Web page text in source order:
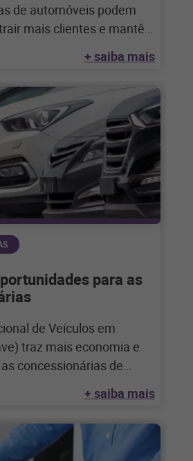
de automóveis podem
mais clientes e mantê-
+ saiba mais
para as
de Veículos em
traz mais economia e
concessionárias de
+ saiba mais